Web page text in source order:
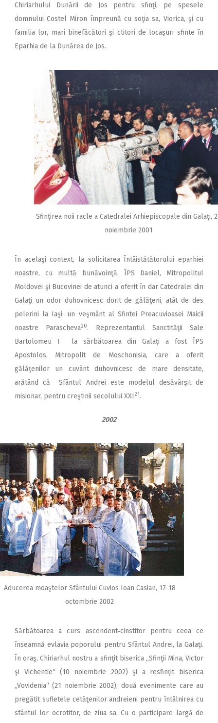
Chiriarhului Dunării de Jos pentru sfinţi, pe spesele
domnului Costel Miron împreună cu soţia sa, Viorica, şi cu
familia lor, mari binefăcători şi ctitori de locaşuri sfinte în
Eparhia de la Dunărea de Jos.
Sfințirea noii racle a Catedralei Arhiepiscopale din Galați,
noiembrie 2001
În acelaşi context, la solicitarea Întâistătătorului eparhiei
noastre, cu multă bunăvoinţă, ÎPS Daniel, Mitropolitul
Moldovei şi Bucovinei de atunci a oferit în dar Catedralei din
Galaţi un odor duhovnicesc dorit de gălăţeni, atât de des
pelerini la Iaşi: un veşmânt al Sfintei Preacuvioasei Maicii
noastre Parascheva20. Reprezentantul Sanctităţii Sale
Barto­lo­meu I la sărbătoarea din Galaţi a fost ÎPS
Apostolos, Mitropolit de Mos­cho­nisia, care a oferit
gălăţenilor un cuvânt duhovnicesc de mare densitate,
arătând că Sfântul Andrei este modelul desăvârşit de
misionar, pentru creştinii secolului XXI 21.
2002
Aducerea moaştelor Sfântului Cuvios Ioan Casian, 17-18
octombrie 2002
Sărbătoarea a curs ascendent‑cinstitor pentru ceea ce
înseamnă evlavia poporului pentru Sfântul Andrei, la Galaţi.
În oraş, Chiriarhul nostru a sfinţit biserica „Sfinţii Mina, Victor
şi Vichentie“ (10 noiembrie 2002) şi a resfinţit biserica
„Vovidenia“ (21 noiembrie 2002), două evenimente care au
pregătit sufletele cetăţenilor andreieni pentru întâlnirea cu
sfântul lor ocrotitor, de ziua sa. Cu o participare largă de